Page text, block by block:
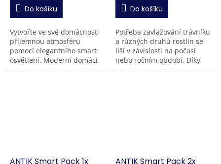
Do košíku
Vytvořte ve své domácnosti
příjemnou atmosféru
pomocí elegantního smart
osvětlení. Moderní domácí
osvětlení ATK-AGL3 , které
Do košíku
Potřeba zavlažování trávníku
a různých druhů rostlin se
liší v závislosti na počasí
nebo ročním období. Díky
ANTIK smart zavlažovači
ANTIK Smart Pack 1x ANTIK Smart Pack 2x